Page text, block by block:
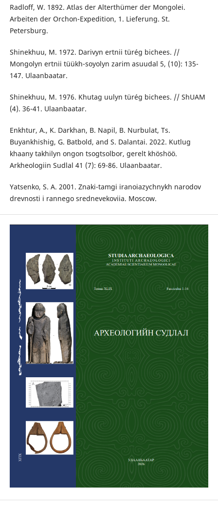
Radloff, W. 1892. Atlas der Alterthümer der Mongolei.
Arbeiten der Orchon-Expedition, 1. Lieferung. St.
Petersburg.
Shinekhuu, M. 1972. Darivyn ertnii türég bichees. //
Mongolyn ertnii tüükh-soyolyn zarim asuudal 5, (10): 135-
147. Ulaanbaatar.
Shinekhuu, M. 1976. Khutag uulyn türég bichees. // ShUAM
(4). 36-41. Ulaanbaatar.
Enkhtur, A., K. Darkhan, B. Napil, B. Nurbulat, Ts.
Buyankhishig, G. Batbold, and S. Dalantai. 2022. Kutlug
khaany takhilyn ongon tsogtsolbor, gerelt khöshöö.
Arkheologiin Sudlal 41 (7): 69-86. Ulaanbaatar.
Yatsenko, S. A. 2001. Znaki-tamgi iranoiazychnykh narodov
drevnosti i rannego srednevekoviia. Moscow.